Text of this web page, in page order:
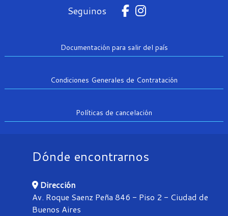
Seguinos
Documentación para salir del país
Condiciones Generales de Contratación
Políticas de cancelación
Dónde encontrarnos
Dirección
Av. Roque Saenz Peña 846 - Piso 2 - Ciudad de
Buenos Aires